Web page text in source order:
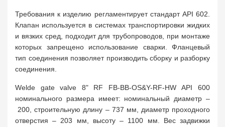
Требования к изделию регламентирует стандарт API 602.
Клапан используется в системах транспортировки жидких
и вязких сред, подходит для трубопроводов, при монтаже
которых запрещено использование сварки. Фланцевый
тип соединения позволяет производить сборку и разборку
соединения.
Welde gate valve 8" RF FB-BB-OS&Y-RF-HW API 600
номинального размера имеет: номинальный диаметр –
200, строительную длину – 737 мм, диаметр проходного
отверстия – 203 мм, высоту – 1100 мм. Вес задвижки